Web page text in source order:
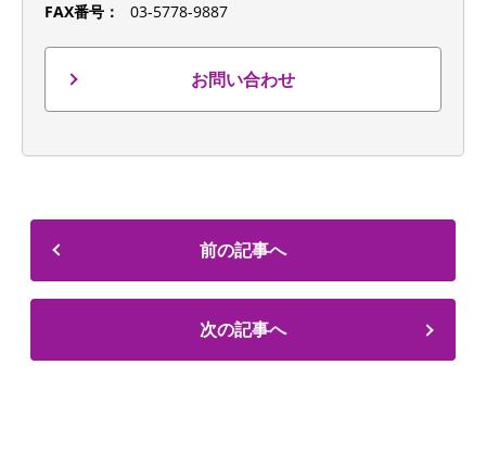
FAX番号：
03-5778-9887
お問い合わせ
前の記事へ
次の記事へ